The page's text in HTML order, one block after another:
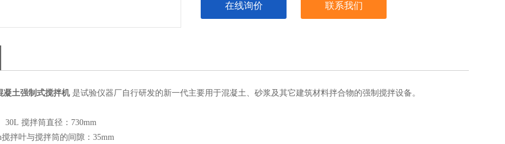
在线询价 联系我们
凝土强制式搅拌机 是试验仪器厂自行研发的新一代主要用于混凝土、砂浆及其它建筑材料拌合物的强制搅拌设备。
30L 搅拌筒直径：730mm
搅拌叶与搅拌筒的间隙： 35mm